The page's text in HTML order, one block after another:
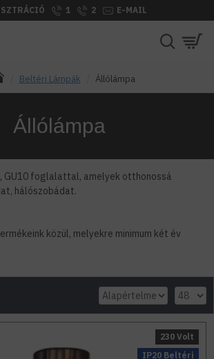
1 2 E-MAIL
Beltéri Lámpák Állólámpa
Állólámpa
GU10 foglalattal, amelyek otthonossá
hálószobádat.
közül, melyekre minimum két év
IP20 Beltéri
230 Volt